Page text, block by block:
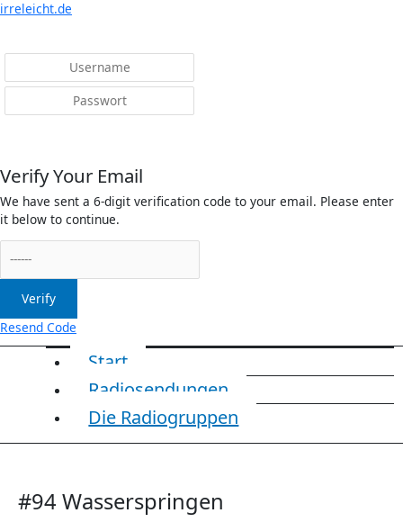
irreleicht.de
Verify Your Email
We have sent a 6-digit verification code to your email. Please enter
it below to continue.
Verify
Resend Code
Menü
Start
Radiosendungen
Die Radiogruppen
#94 Wasserspringen